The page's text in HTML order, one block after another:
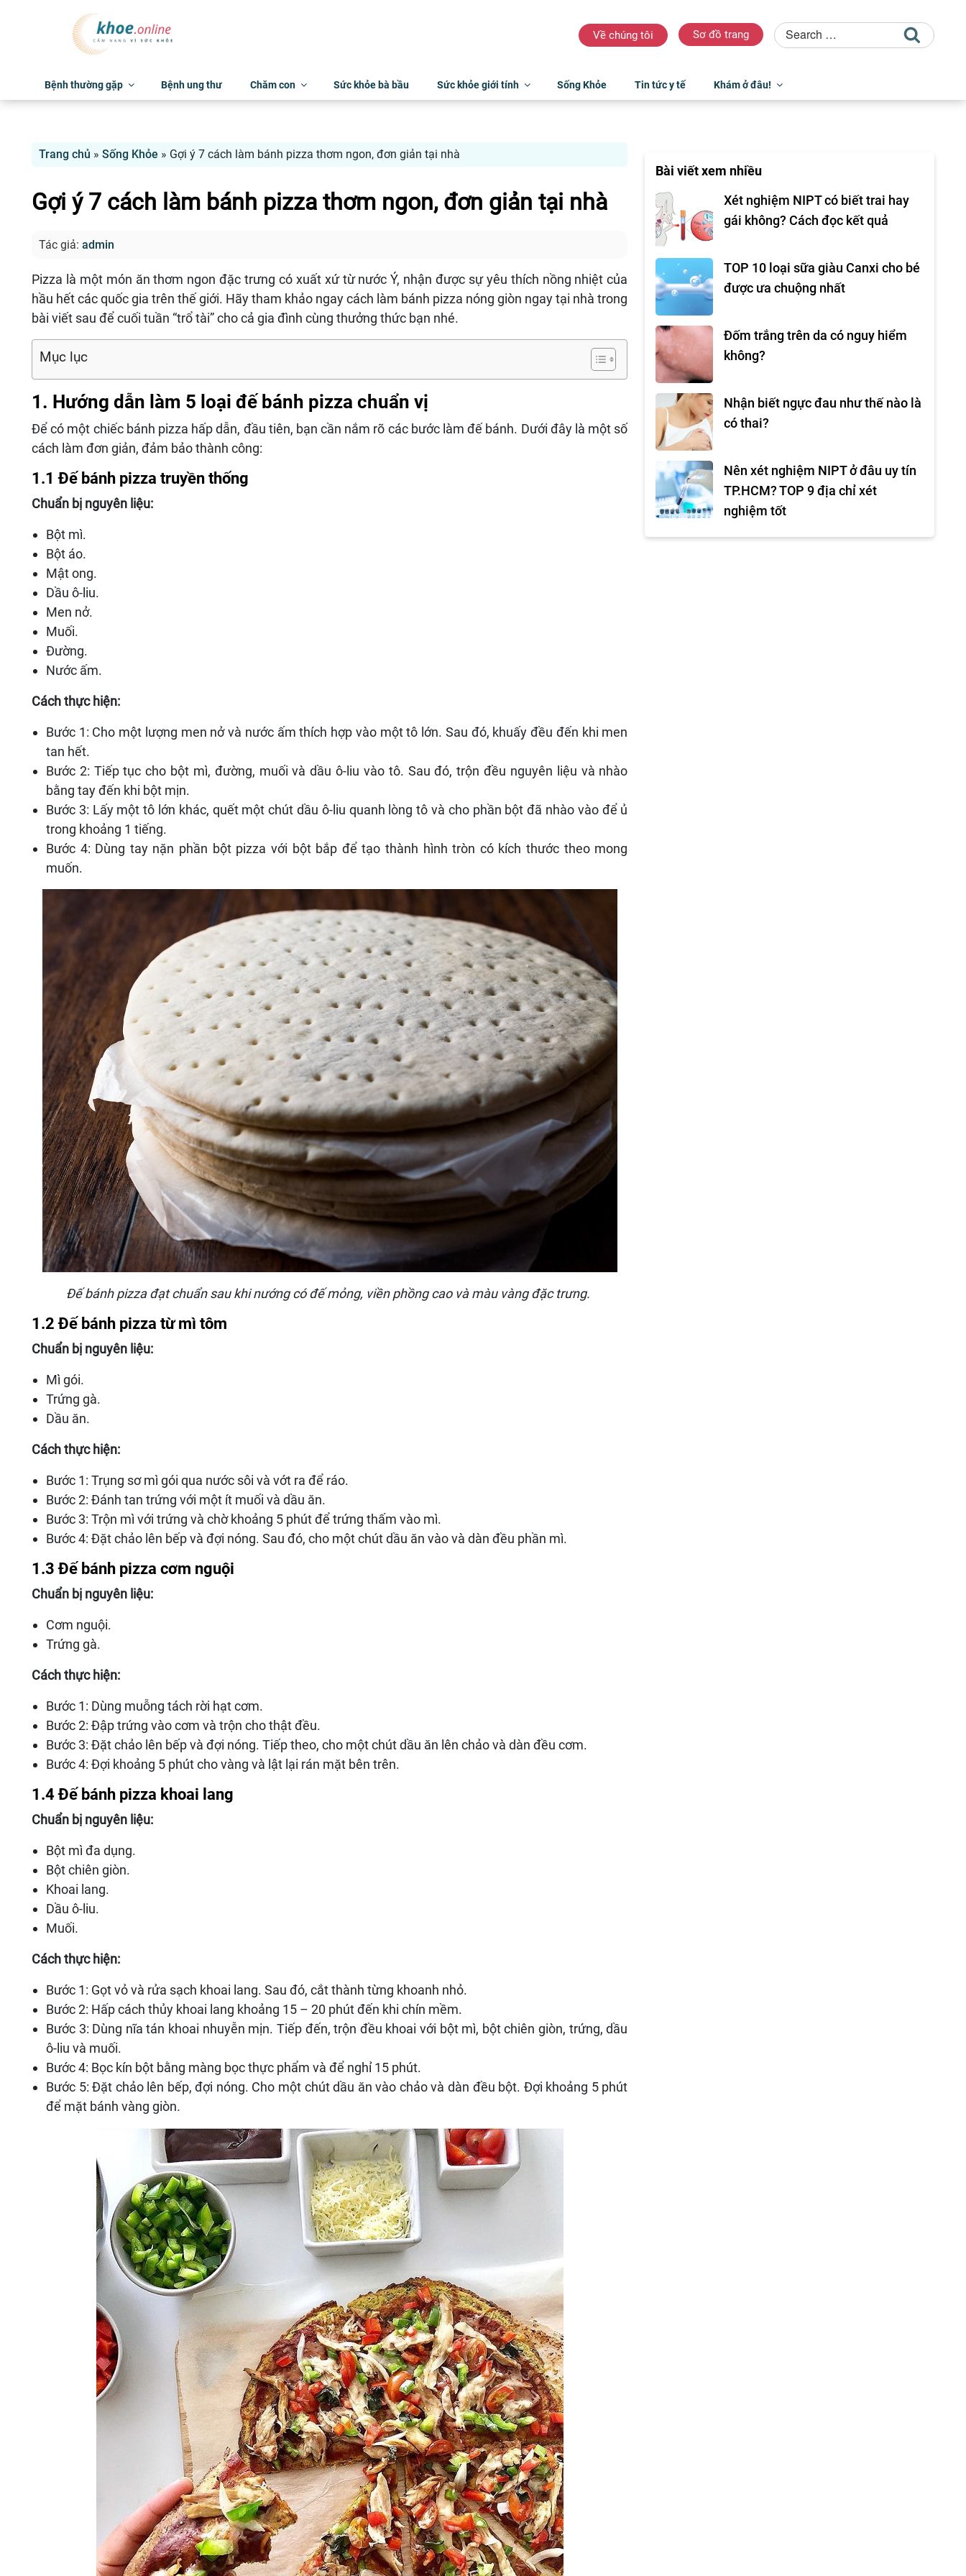
Về chúng tôi Sơ đồ trang
Bệnh thường gặp Bệnh ung thư Chăm con Sức khỏe bà bầu Sức khỏe giới tính Sống Khỏe Tin tức y tế Khám ở đâu!
Trang chủ » Sống Khỏe » Gợi ý 7 cách làm bánh pizza thơm ngon, đơn giản tại nhà
Gợi ý 7 cách làm bánh pizza thơm ngon, đơn giản tại nhà
Tác giả: admin
Pizza là một món ăn thơm ngon đặc trưng có xuất xứ từ nước Ý, nhận được sự yêu thích nồng nhiệt của
hầu hết các quốc gia trên thế giới. Hãy tham khảo ngay cách làm bánh pizza nóng giòn ngay tại nhà trong
bài viết sau để cuối tuần “trổ tài” cho cả gia đình cùng thưởng thức bạn nhé.
Mục lục
1. Hướng dẫn làm 5 loại đế bánh pizza chuẩn vị
Để có một chiếc bánh pizza hấp dẫn, đầu tiên, bạn cần nắm rõ các bước làm đế bánh. Dưới đây là một số
cách làm đơn giản, đảm bảo thành công:
1.1 Đế bánh pizza truyền thống
Chuẩn bị nguyên liệu:
Bột mì.
Bột áo.
Mật ong.
Dầu ô-liu.
Men nở.
Muối.
Đường.
Nước ấm.
Cách thực hiện:
Bước 1: Cho một lượng men nở và nước ấm thích hợp vào một tô lớn. Sau đó, khuấy đều đến khi men
tan hết.
Bước 2: Tiếp tục cho bột mì, đường, muối và dầu ô-liu vào tô. Sau đó, trộn đều nguyên liệu và nhào
bằng tay đến khi bột mịn.
Bước 3: Lấy một tô lớn khác, quết một chút dầu ô-liu quanh lòng tô và cho phần bột đã nhào vào để ủ
trong khoảng 1 tiếng.
Bước 4: Dùng tay nặn phần bột pizza với bột bắp để tạo thành hình tròn có kích thước theo mong
muốn.
Đế bánh pizza đạt chuẩn sau khi nướng có đế mỏng, viền phồng cao và màu vàng đặc trưng.
1.2 Đế bánh pizza từ mì tôm
Chuẩn bị nguyên liệu:
Mì gói.
Trứng gà.
Dầu ăn.
Cách thực hiện:
Bước 1: Trụng sơ mì gói qua nước sôi và vớt ra để ráo.
Bước 2: Đánh tan trứng với một ít muối và dầu ăn.
Bước 3: Trộn mì với trứng và chờ khoảng 5 phút để trứng thấm vào mì.
Bước 4: Đặt chảo lên bếp và đợi nóng. Sau đó, cho một chút dầu ăn vào và dàn đều phần mì.
1.3 Đế bánh pizza cơm nguội
Chuẩn bị nguyên liệu:
Cơm nguội.
Trứng gà.
Cách thực hiện:
Bước 1: Dùng muỗng tách rời hạt cơm.
Bước 2: Đập trứng vào cơm và trộn cho thật đều.
Bước 3: Đặt chảo lên bếp và đợi nóng. Tiếp theo, cho một chút dầu ăn lên chảo và dàn đều cơm.
Bước 4: Đợi khoảng 5 phút cho vàng và lật lại rán mặt bên trên.
1.4 Đế bánh pizza khoai lang
Chuẩn bị nguyên liệu:
Bột mì đa dụng.
Bột chiên giòn.
Khoai lang.
Dầu ô-liu.
Muối.
Cách thực hiện:
Bước 1: Gọt vỏ và rửa sạch khoai lang. Sau đó, cắt thành từng khoanh nhỏ.
Bước 2: Hấp cách thủy khoai lang khoảng 15 – 20 phút đến khi chín mềm.
Bước 3: Dùng nĩa tán khoai nhuyễn mịn. Tiếp đến, trộn đều khoai với bột mì, bột chiên giòn, trứng, dầu
ô-liu và muối.
Bước 4: Bọc kín bột bằng màng bọc thực phẩm và để nghỉ 15 phút.
Bước 5: Đặt chảo lên bếp, đợi nóng. Cho một chút dầu ăn vào chảo và dàn đều bột. Đợi khoảng 5 phút
để mặt bánh vàng giòn.
Bài viết xem nhiều
Xét nghiệm NIPT có biết trai hay
gái không? Cách đọc kết quả
TOP 10 loại sữa giàu Canxi cho bé
được ưa chuộng nhất
Đốm trắng trên da có nguy hiểm
không?
Nhận biết ngực đau như thế nào là
có thai?
Nên xét nghiệm NIPT ở đâu uy tín
TP.HCM? TOP 9 địa chỉ xét
nghiệm tốt